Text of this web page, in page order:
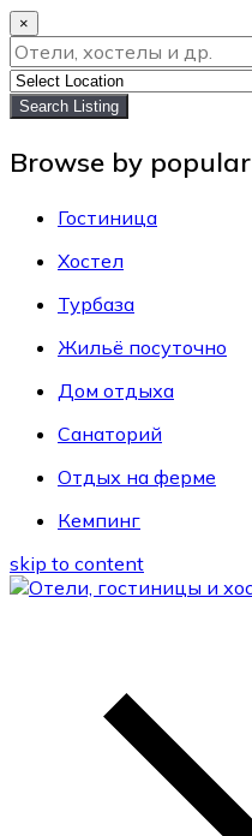
×
Search Listing
Browse by
Гостиница
Хостел
Турбаза
Жильё посуточно
Дом отдыха
Санаторий
Отдых на ферме
Кемпинг
skip to content